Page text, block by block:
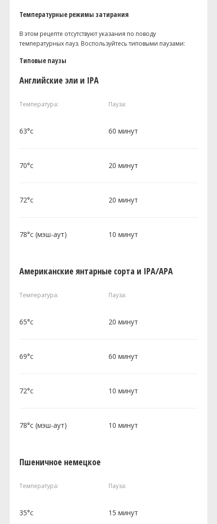
Температурные режимы затирания
В этом рецепте отсутствуют указания по поводу
температурных пауз. Воспользуйтесь типовыми паузами:
Типовые паузы
Английские эли и IPA
Температура: Пауза:
63°c 60 минут
70°c 20 минут
72°c 20 минут
78°c (мэш-аут) 10 минут
Американские янтарные сорта и IPA/APA
Температура: Пауза:
65°c 20 минут
69°c 60 минут
72°c 10 минут
78°c (мэш-аут) 10 минут
Пшеничное немецкое
Температура: Пауза:
35°c 15 минут